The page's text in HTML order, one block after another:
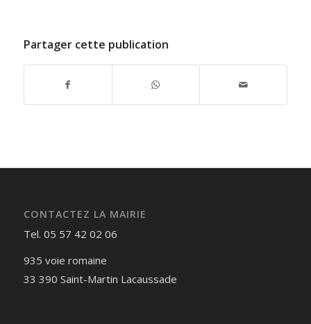
Partager cette publication
CONTACTEZ LA MAIRIE
Tel. 05 57 42 02 06
935 voie romaine
33 390 Saint-Martin Lacaussade